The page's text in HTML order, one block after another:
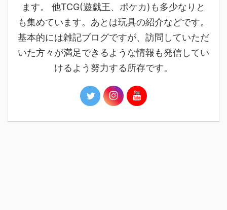
ます。 他TCG(遊戯王、ポケカ)も多少なりと
も集めています。あとは玩具の紹介などです。
基本的には雑記ブログですが、訪問していただ
いた方々が満足できるような情報も発信してい
けるよう努力する所存です。